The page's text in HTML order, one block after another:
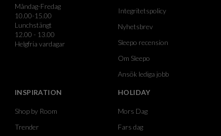
Måndag-Fredag
10.00-15.00
Lunchstängt
12.00 - 13.00
Helgfria vardagar
Integritetspolicy
Nyhetsbrev
Sleepo recension
Om Sleepo
Ansök lediga jobb
INSPIRATION
Shop by Room
Trender
HOLIDAY
Mors Dag
Fars dag